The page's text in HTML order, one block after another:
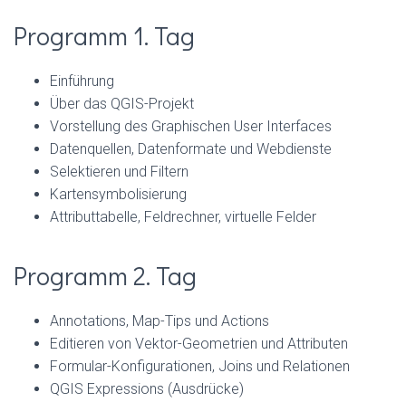
Programm 1. Tag
Einführung
Über das QGIS-Projekt
Vorstellung des Graphischen User Interfaces
Datenquellen, Datenformate und Webdienste
Selektieren und Filtern
Kartensymbolisierung
Attributtabelle, Feldrechner, virtuelle Felder
Programm 2. Tag
Annotations, Map-Tips und Actions
Editieren von Vektor-Geometrien und Attributen
Formular-Konfigurationen, Joins und Relationen
QGIS Expressions (Ausdrücke)